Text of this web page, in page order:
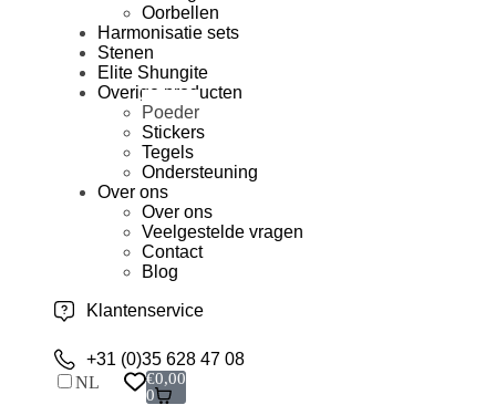
Oorbellen
Harmonisatie sets
Stenen
Elite Shungite
Overige producten
Poeder
Stickers
Tegels
Ondersteuning
Over ons
Over ons
Veelgestelde vragen
Contact
Blog
Klantenservice
+31 (0)35 628 47 08
NL
€0,00
0